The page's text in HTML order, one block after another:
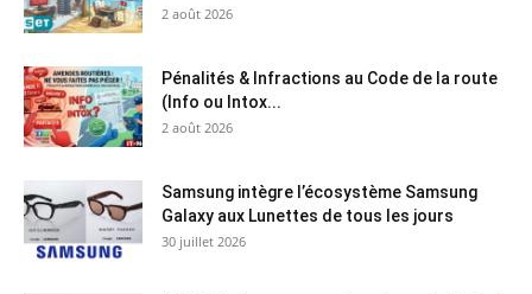
2 août 2026
Pénalités & Infractions au Code de la route
(Info ou Intox...
2 août 2026
Samsung intègre l’écosystème Samsung
Galaxy aux Lunettes de tous les jours
30 juillet 2026